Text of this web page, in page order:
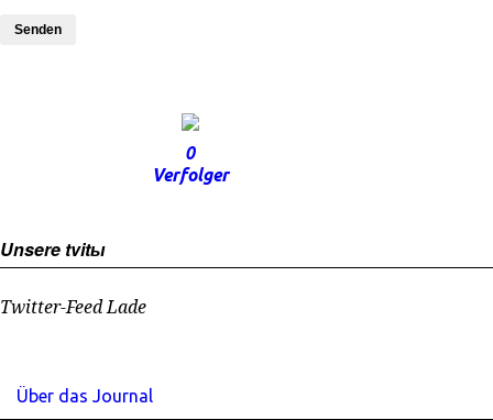
Senden
0
Verfolger
Unsere tvitы
Twitter-Feed Lade
Über das Journal